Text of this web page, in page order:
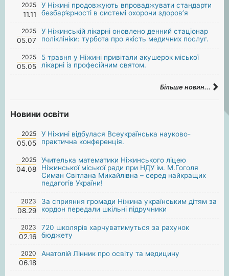
2025
11.11
У Ніжині продовжують впроваджувати стандарти
безбар’єрності в системі охорони здоров’я
2025
05.07
У Ніжинській лікарні оновлено денний стаціонар
поліклініки: турбота про якість медичних послуг.
2025
05.05
5 травня у Ніжині привітали акушерок міської
лікарні із професійним святом.
Більше новин...
Новини освіти
2025
05.05
У Ніжині відбулася Всеукраїнська науково-
практична конференція.
2025
04.08
Учителька математики Ніжинського ліцею
Ніжинської міської ради при НДУ ім. М.Гоголя
Симан Світлана Михайлівна – серед найкращих
педагогів України!
2023
08.29
За сприяння громади Ніжина українським дітям за
кордон передали шкільні підручники
2023
02.16
720 школярів харчуватимуться за рахунок
бюджету
2020
06.18
Анатолій Лінник про освіту та медицину